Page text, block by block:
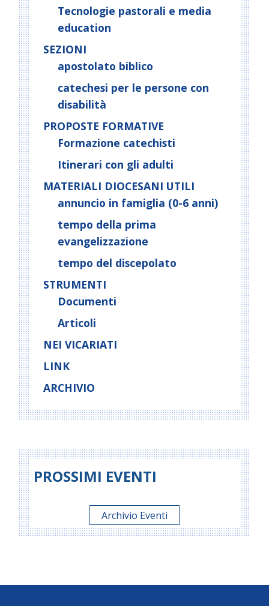
Tecnologie pastorali e media
education
SEZIONI
apostolato biblico
catechesi per le persone con
disabilità
PROPOSTE FORMATIVE
Formazione catechisti
Itinerari con gli adulti
MATERIALI DIOCESANI UTILI
annuncio in famiglia (0-6 anni)
tempo della prima
evangelizzazione
tempo del discepolato
STRUMENTI
Documenti
Articoli
NEI VICARIATI
LINK
ARCHIVIO
PROSSIMI EVENTI
Archivio Eventi